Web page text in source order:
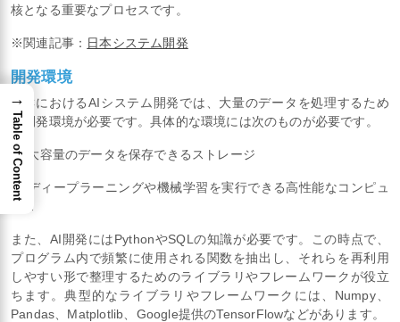
核となる重要なプロセスです。
※関連記事： 日本システム開発
開発環境
PoCにおけるAIシステム開発では、大量のデータを処理するため
の開発環境が必要です。具体的な環境には次のものが必要です。
・ 大容量のデータを保存できるストレージ
・ ディープラーニングや機械学習を実行できる高性能なコンピュ
ータ
また、AI開発にはPythonやSQLの知識が必要です。この時点で、
プログラム内で頻繁に使用される関数を抽出し、それらを再利用
しやすい形で整理するためのライブラリやフレームワークが役立
ちます。典型的なライブラリやフレームワークには、Numpy、
Pandas、Matplotlib、Google提供のTensorFlowなどがあります。
→
Table of Content